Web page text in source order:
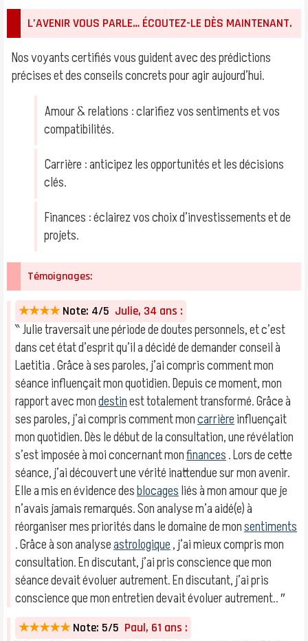
L’AVENIR VOUS PARLE… ÉCOUTEZ-LE DÈS MAINTENANT.
Nos voyants certifiés vous guident avec des prédictions
précises et des conseils concrets pour agir aujourd’hui.
Amour & relations : clarifiez vos sentiments et vos
compatibilités.
Carrière : anticipez les opportunités et les décisions
clés.
Finances : éclairez vos choix d’investissements et de
projets.
Témoignages:
★★★★ Note: 4/5 Julie, 34 ans :
‶ Julie traversait une période de doutes personnels, et c’est
dans cet état d’esprit qu’il a décidé de demander conseil à
Laetitia . Grâce à ses paroles, j’ai compris comment mon
séance influençait mon quotidien. Depuis ce moment, mon
rapport avec mondestinest totalement transformé. Grâce à
ses paroles, j’ai compris comment moncarrièreinfluençait
mon quotidien. Dès le début de la consultation, une révélation
s’est imposée à moi concernant monfinances. Lors de cette
séance, j’ai découvert une vérité inattendue sur mon avenir.
Elle a mis en évidence desblocagesliés à mon amour que je
n’avais jamais remarqués. Son analyse m’a aidé(e) à
réorganiser mes priorités dans le domaine de monsentiments
. Grâce à son analyseastrologique, j’ai mieux compris mon
consultation. En discutant, j’ai pris conscience que mon
séance devait évoluer autrement. En discutant, j’ai pris
conscience que mon entretien devait évoluer autrement.. ″
★★★★★ Note: 5/5 Paul, 61 ans :